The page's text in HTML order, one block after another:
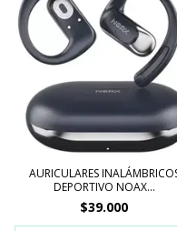
AURICULARES
DEPORTIVO NOAX...
$39.000